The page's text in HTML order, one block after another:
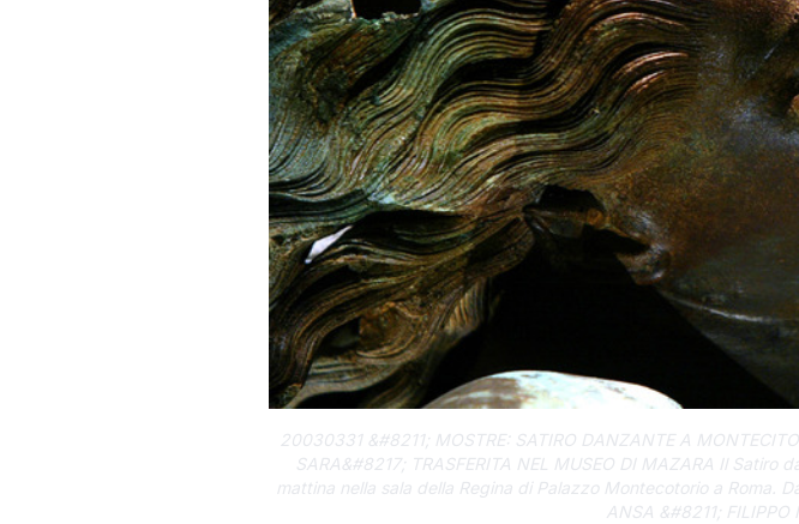
20030331 &#8211; MOSTRE: SATIRO DANZANTE A
SARA&#8217; TRASFERITA NEL MUSEO DI MAZARA Il
mattina nella sala della Regina di Palazzo Montecotorio a Roma.
ANSA &#8211; FILIPPO